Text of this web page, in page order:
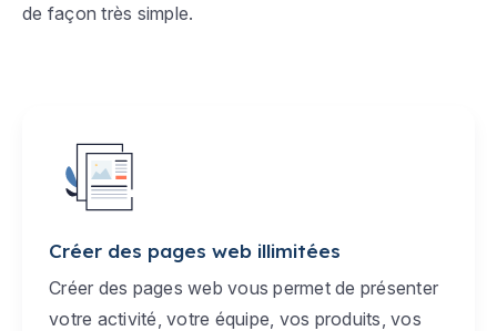
de façon très simple.
Créer des pages web illimitées
Créer des pages web vous permet de présenter
votre activité, votre équipe, vos produits, vos